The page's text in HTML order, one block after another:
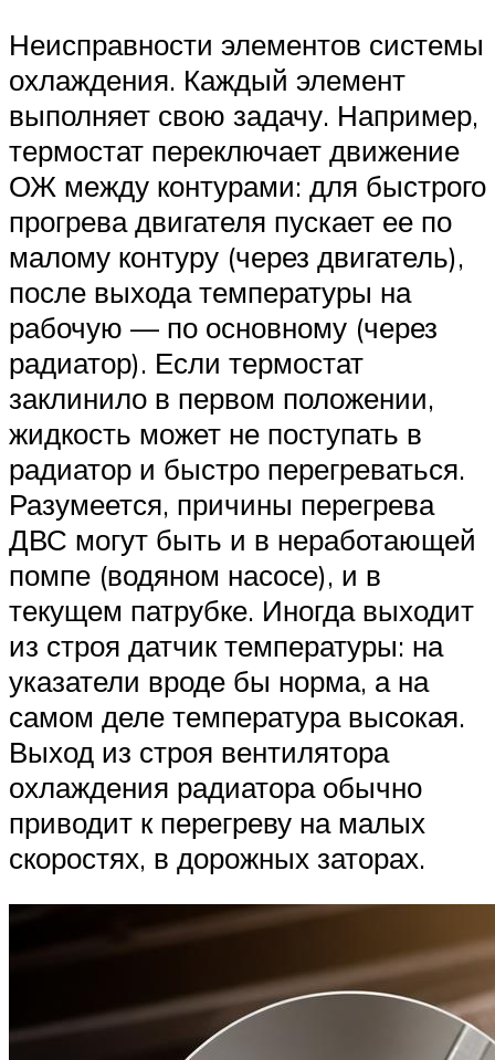
Неисправности элементов системы
охлаждения. Каждый элемент
выполняет свою задачу. Например,
термостат переключает движение
ОЖ между контурами: для быстрого
прогрева двигателя пускает ее по
малому контуру (через двигатель),
после выхода температуры на
рабочую — по основному (через
радиатор). Если термостат
заклинило в первом положении,
жидкость может не поступать в
радиатор и быстро перегреваться.
Разумеется, причины перегрева
ДВС могут быть и в неработающей
помпе (водяном насосе), и в
текущем патрубке. Иногда выходит
из строя датчик температуры: на
указатели вроде бы норма, а на
самом деле температура высокая.
Выход из строя вентилятора
охлаждения радиатора обычно
приводит к перегреву на малых
скоростях, в дорожных заторах.